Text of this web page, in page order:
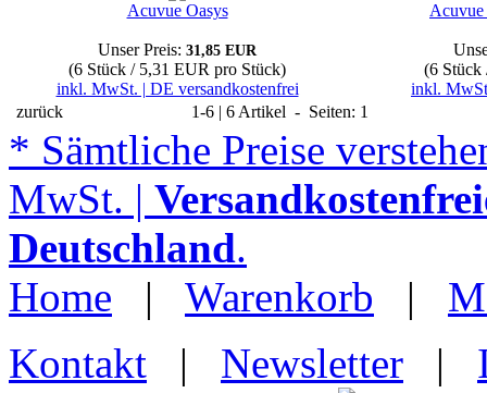
Acuvue Oasys
Unser Preis: 31,85 EUR
(6 Stück / 5,31 EUR pro Stück)
inkl. MwSt. | DE versandkostenfrei
Acuvue
(6 Stück
inkl.
zurück
1-6 | 6 Artikel - Seiten: 1
* Sämtliche Preise
MwSt. |
Deutschland.
Home | Warenkorb |
Kontakt | Newsletter |